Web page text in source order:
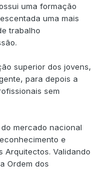
uma formação
uma mais
trabalho
superior dos jovens,
para depois a
sem
mercado nacional
e
Arquitectos. Validando
Ordem dos